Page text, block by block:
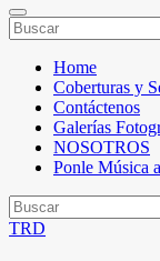
Home
Coberturas y
Contáctenos
Galerías
NOSOTROS
Ponle Música
TRD